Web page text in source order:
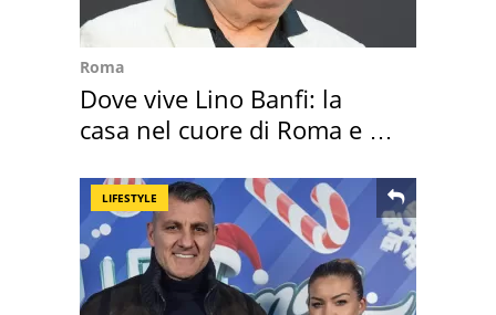
Roma
Dove vive Lino Banfi: la
casa nel cuore di Roma e i
LIFESTYLE